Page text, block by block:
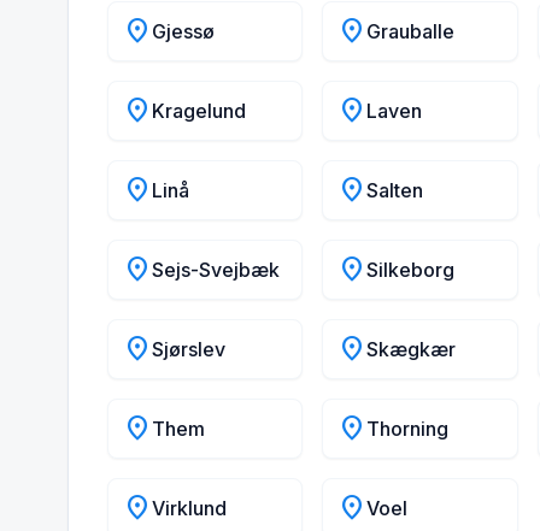
location_on Gjessø location_on Grauballe
location_on Kragelund location_on Laven
location_on Linå location_onSalten
location_on Sejs-Svejbæk location_onSilkeborg
location_on Sjørslev location_onSkægkær
location_on Them location_on Thorning
location_on Virklund location_onVoel